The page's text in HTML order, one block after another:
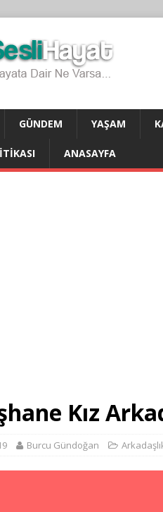
GÜNDEM YAŞAM
ANASAYFA
Kız
Burcu Gündoğan